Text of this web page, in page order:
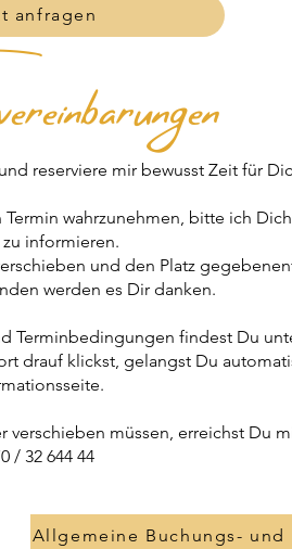
anfragen
reserviere mir bewusst Zeit für
wahrzunehmen, bitte ich
informieren.
und den Platz
werden es Dir danken.
Terminbedingungen findest Du
drauf klickst, gelangst Du
verschieben müssen, erreichst Du
/ 32 644 44
Allgemeine Buchungs-